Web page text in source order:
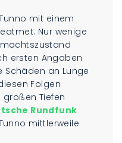
mit einem
Nur wenige
ersten Angaben
Schäden an Lunge
Folgen
Tiefen
Rundfunk
mittlerweile